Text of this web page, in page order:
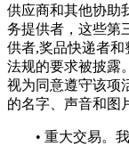
供应商和其他协助
务提供者，这些第
供者,奖品快递者
法规的要求被披露
视为同意遵守该项
的名字、声音和图
• 重大交易。我